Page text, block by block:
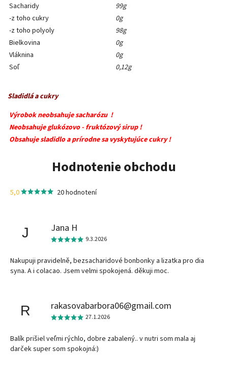
Sacharidy
99g
-z toho cukry
0g
-z toho polyoly
98g
Bielkovina
0g
Vláknina
0g
Soľ
0,12g
Sladidlá a cukry
Výrobok neobsahuje sacharózu !
Neobsahuje glukózovo - fruktózový sirup !
Obsahuje sladidlo a prírodne sa vyskytujúce cukry !
Hodnotenie obchodu
5,0 20 hodnotení
J Jana H
9.3.2026
Nakupuji pravidelně, bezsacharidové bonbonky a lizatka pro dia
syna. A i colacao. Jsem velmi spokojená. děkuji moc.
R rakasovabarbora06@gmail.com
27.1.2026
Balík prišiel veľmi rýchlo, dobre zabalený.. v nutri som mala aj
darček super som spokojná:)